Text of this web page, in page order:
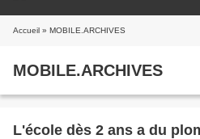
Accueil » MOBILE.ARCHIVES
MOBILE.ARCHIVES
L'école dès 2 ans a du